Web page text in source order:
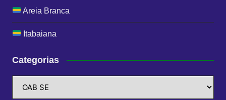
Areia Branca
Itabaiana
Categorias